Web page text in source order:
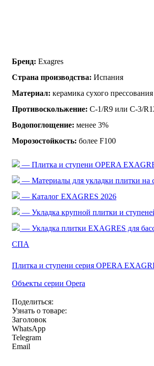
Бренд: Exagres
Страна производства: Испания
Материал: керамика сухого прессования
Противоскольжение: C-1/R9 или C-3/
Водопоглощение: менее 3%
Морозостойкость: более F100
— Плитка и ступени OPERA
— Материалы для укладки плитки на
— Каталог EXAGRES 2026
— Укладка крупной плитки и
— Укладка плитки EXAGRES для
СПА
Плитка и ступени серия OPERA
Объекты серии Opera
Поделиться:
Узнать о товаре:
Заголовок
WhatsApp
Telegram
Email